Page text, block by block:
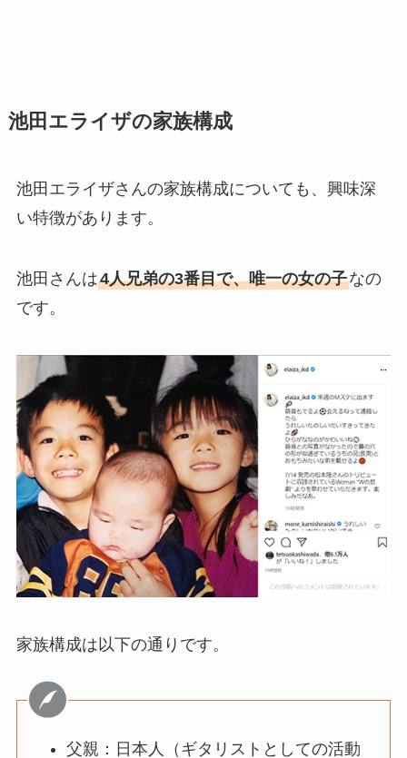
池田エライザの家族構成
池田エライザさんの家族構成についても、興味深
い特徴があります。
池田さんは4人兄弟の3番目で、唯一の女の子なの
です。
家族構成は以下の通りです。
父親：日本人（ギタリストとしての活動